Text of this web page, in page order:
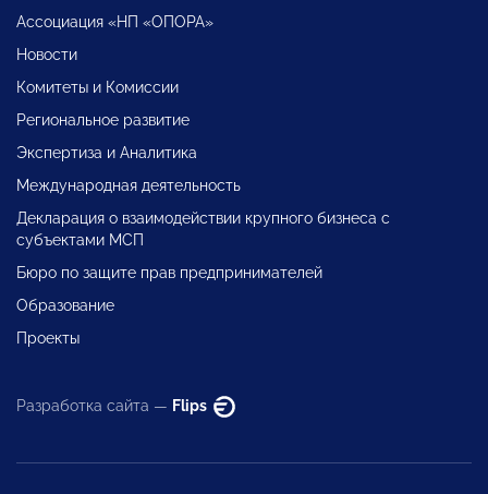
Ассоциация «НП «ОПОРА»
Новости
Комитеты и Комиссии
Региональное развитие
Экспертиза и Аналитика
Международная деятельность
Декларация о взаимодействии крупного бизнеса с
субъектами МСП
Бюро по защите прав предпринимателей
Образование
Проекты
Разработка сайта — Flips